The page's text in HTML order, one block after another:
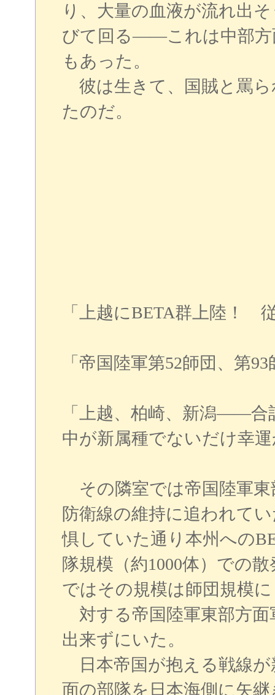
り、大量の血液が流れ出
びて回る――これは中部方
もあった。
彼は生きて、国賊と罵
たのだ。
「上越にBETA群上陸！
「帝国陸軍第52師団、第
「上越、柏崎、新潟――合
中が新属種でないだけ幸
その隣室では帝国陸軍東
防衛線の維持に追われて
惧していた通り本州への
隊規模（約1000体）での
ではその規模は師団規模
対する帝国陸軍東部方面
出来ずにいた。
日本帝国が抱える戦線が
面の部隊を日本海側に矢